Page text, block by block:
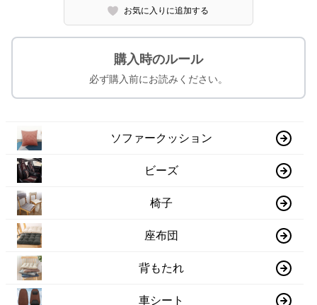
お気に入りに追加する
購入時のルール
必ず購入前にお読みください。
ソファークッション
ビーズ
椅子
座布団
背もたれ
車シート